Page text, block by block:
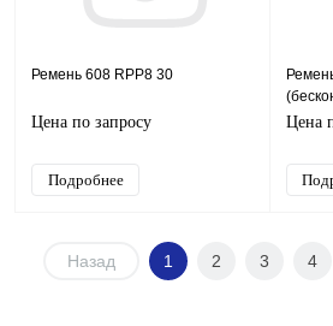
Ремень 608 RPP8 30
Цена по запросу
Подробнее
Цена
Назад 1 2 3 4